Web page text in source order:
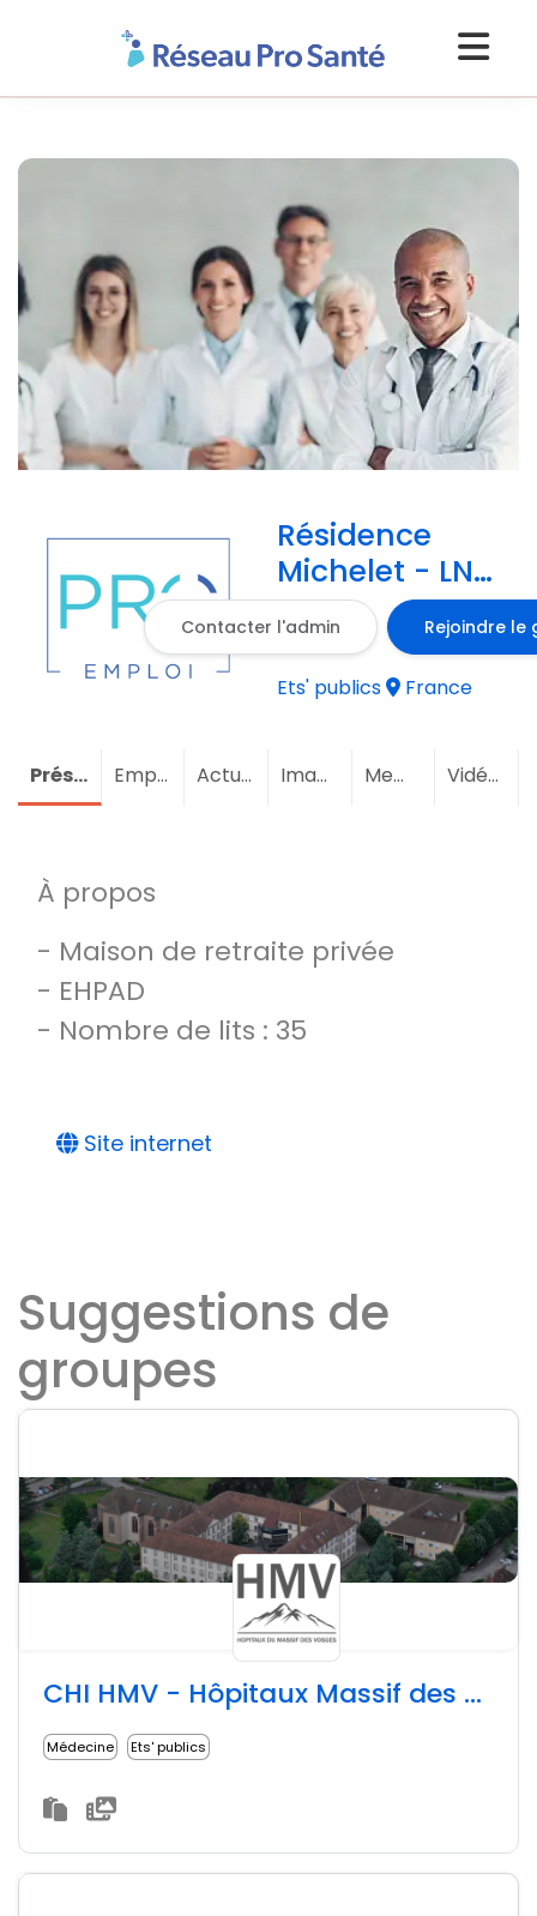
Résidence
Michelet - LNA
Santé
Contacter l'admin Rejoindre le
Ets' publics France
Présentation Emploi Actualités Images Membres Vidéos
À propos
- Maison de retraite privée
- EHPAD
- Nombre de lits : 35
Site internet
Suggestions de
groupes
CHI HMV - Hôpitaux Massif des Vosges
Médecine Ets' publics